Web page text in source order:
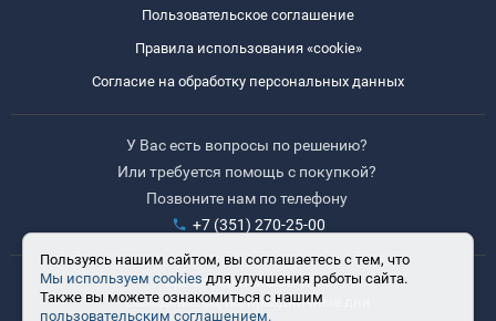
Пользовательское соглашение
Правила использования «cookie»
Согласие на обработку персональных данных
У Вас есть вопросы по решению?
Или требуется помощь с покупкой?
Позвоните нам по телефону
+7 (351) 270-25-00
Время работы: 8:30-17:30
Выходные: сб, вс, праздничные дни
Пользуясь нашим сайтом, вы соглашаетесь с тем, что
Мы используем cookies для улучшения работы сайта.
Также вы можете ознакомиться с нашим
пользовательским соглашением.